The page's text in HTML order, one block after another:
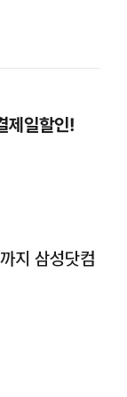
제일할인!
지 삼성닷컴